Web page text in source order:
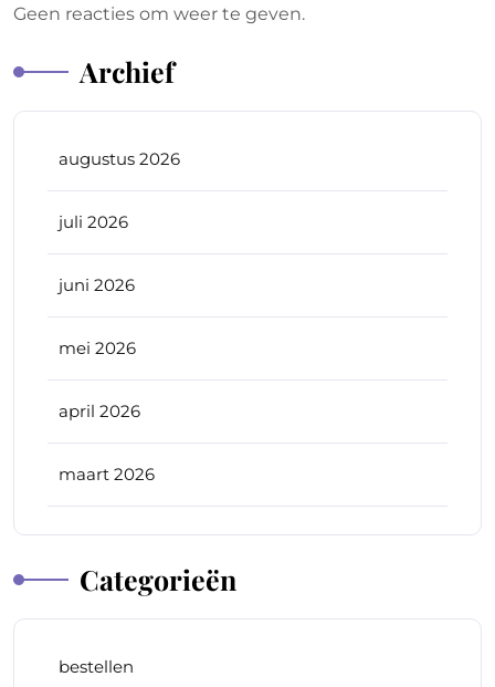
Geen reacties om weer te geven.
Archief
augustus 2026
juli 2026
juni 2026
mei 2026
april 2026
maart 2026
Categorieën
bestellen